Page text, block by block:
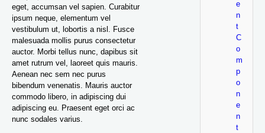
eget, accumsan vel sapien. Curabitur
ipsum neque, elementum vel
vestibulum ut, lobortis a nisl. Fusce
malesuada mollis purus consectetur
auctor. Morbi tellus nunc, dapibus sit
amet rutrum vel, laoreet quis mauris.
Aenean nec sem nec purus
bibendum venenatis. Mauris auctor
commodo libero, in adipiscing dui
adipiscing eu. Praesent eget orci ac
nunc sodales varius.
e
n
t
C
o
m
p
o
n
e
n
t